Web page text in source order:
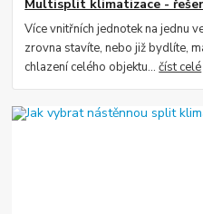
Multisplit klimatizace -
Více vnitřních jednotek na jednu
zrovna stavíte, nebo již bydlíte,
chlazení celého objektu...číst celé